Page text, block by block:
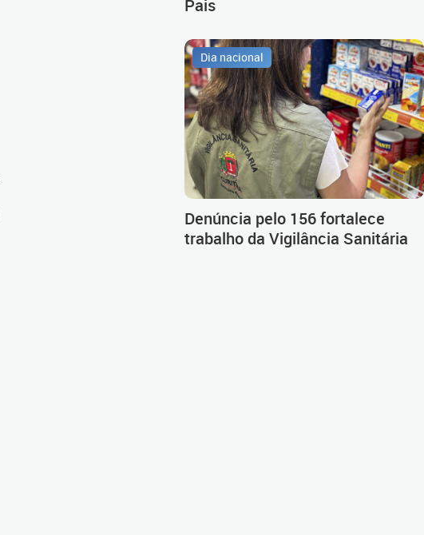
Pais
Dia nacional
Denúncia pelo 156 fortalece
trabalho da Vigilância Sanitária